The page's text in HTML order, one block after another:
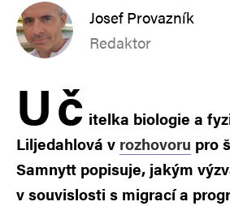
Josef Provazník
Redaktor
Uč itelka biologie a
Liljedahlová v rozhovoru pro
Samnytt popisuje, jakým
v souvislosti s migrací a